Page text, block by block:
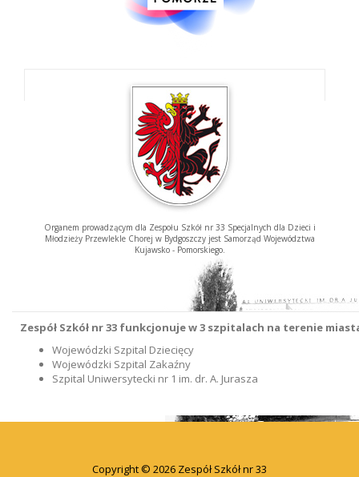
Organem prowadzącym dla Zespołu Szkół nr 33 Specjalnych dla Dzieci i
Młodzieży Przewlekle Chorej w Bydgoszczy jest Samorząd Województwa
Kujawsko - Pomorskiego.
Zespół Szkół nr 33 funkcjonuje w 3 szpitalach na terenie
Wojewódzki Szpital Dziecięcy
Wojewódzki Szpital Zakaźny
Szpital Uniwersytecki nr 1 im. dr. A. Jurasza
Copyright © 2026 Zespół Szkół nr 33